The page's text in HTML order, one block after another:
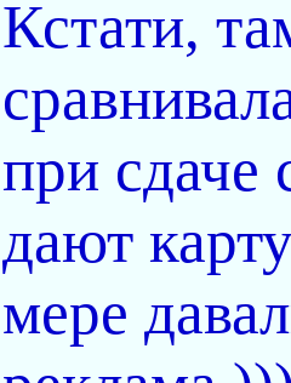
Кстати,
при сдаче
дают
мере